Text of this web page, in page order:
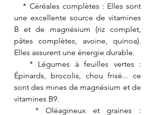
* Céréales complètes : Elles sont
une excellente source de vitamines
B et de magnésium (riz complet,
pâtes complètes, avoine, quinoa).
Elles assurent une énergie durable.
* Légumes à feuilles vertes :
Épinards, brocolis, chou frisé... ce
sont des mines de magnésium et de
vitamines B9.
* Oléagineux et graines :